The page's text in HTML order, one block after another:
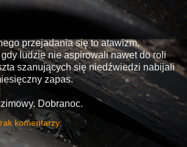
przejadania się to atawizm,
ludzie nie aspirowali nawet do roli
szanujących się niedźwiedzi nabijali
zapas.
Dobranoc.
komentarzy: